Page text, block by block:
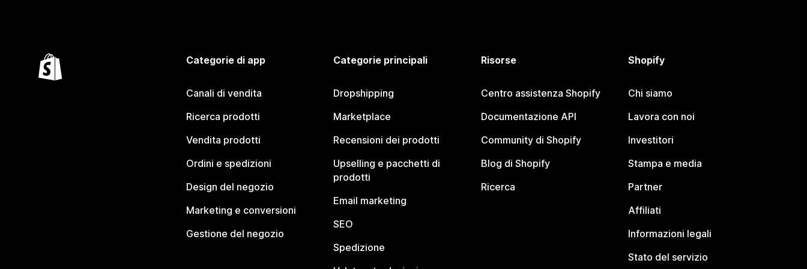
Categorie di app
Canali di vendita
Ricerca prodotti
Vendita prodotti
Ordini e spedizioni
Design del negozio
Marketing e conversioni
Gestione del negozio
Categorie principali
Dropshipping
Marketplace
Recensioni dei prodotti
Upselling e pacchetti di
prodotti
Email marketing
SEO
Spedizione
Risorse
Centro assistenza Shopify
Documentazione API
Community di Shopify
Blog di Shopify
Ricerca
Shopify
Chi siamo
Lavora con noi
Investitori
Stampa e media
Partner
Affiliati
Informazioni legali
Stato del servizio